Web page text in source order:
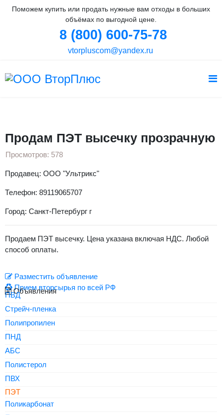
Поможем купить или продать нужные вам отходы в больших
объёмах по выгодной цене.
8 (800) 600-75-78
vtorpluscom@yandex.ru
Продам ПЭТ высечку прозрачную
Просмотров: 578
Продавец: ООО "Ультрикс"
Телефон: 89119065707
Город: Санкт-Петербург г
Продаем ПЭТ высечку. Цена указана включая НДС. Любой
способ оплаты.
Разместить объявление
Прием вторсырья по всей РФ
Объявления
ПВД
Стрейч-пленка
Полипропилен
ПНД
АБС
Полистерол
ПВХ
ПЭТ
Поликарбонат